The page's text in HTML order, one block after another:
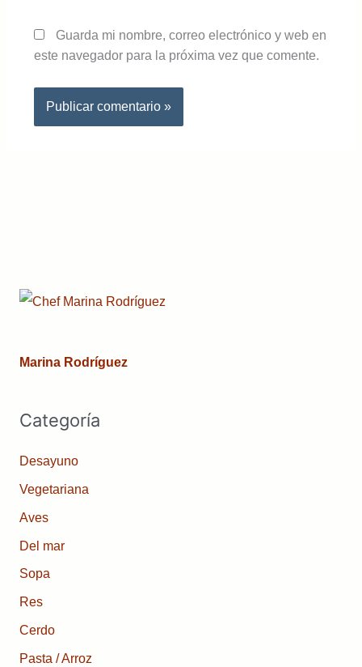
Guarda mi nombre, correo electrónico y web en
este navegador para la próxima vez que comente.
Marina Rodríguez
Categoría
Desayuno
Vegetariana
Aves
Del mar
Sopa
Res
Cerdo
Pasta / Arroz